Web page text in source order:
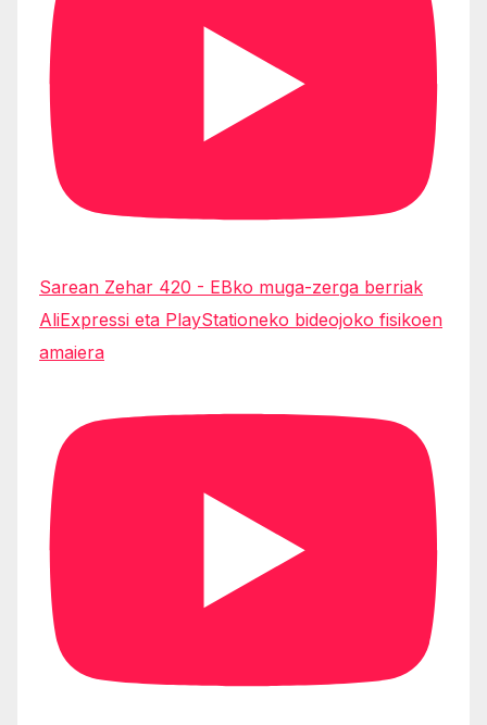
Sarean Zehar 420 - EBko muga-zerga berriak
AliExpressi eta PlayStationeko bideojoko fisikoen
amaiera